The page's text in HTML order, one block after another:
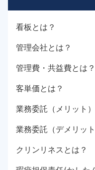
看板とは？
管理会社とは？
管理費・共益費とは？
客単価とは？
業務委託（メリット
業務委託（デメリッ
クリンリネスとは？